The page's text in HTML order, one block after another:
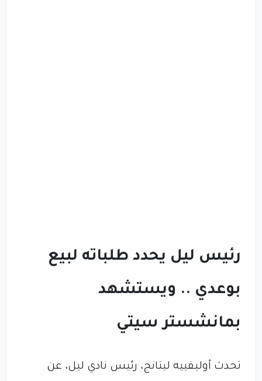
رئيس ليل يحدد طلباته لبيع
بوعدي .. ويستشهد
بمانشستر سيتي
تحدث أوليفييه ليتانج، رئيس نادي ليل، عن